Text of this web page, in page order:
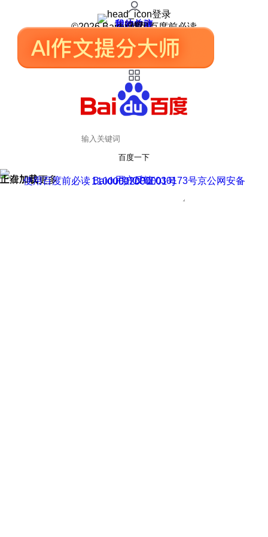
登录
我的关注
我的收藏
皮肤中心
用户反馈
设置
©2026 Baidu 使用百度前必读
百度一下
正在加载
上滑加载更多 用户反馈
使用百度前必读 Baidu 京ICP证030173号
京公网安备11000002000001号